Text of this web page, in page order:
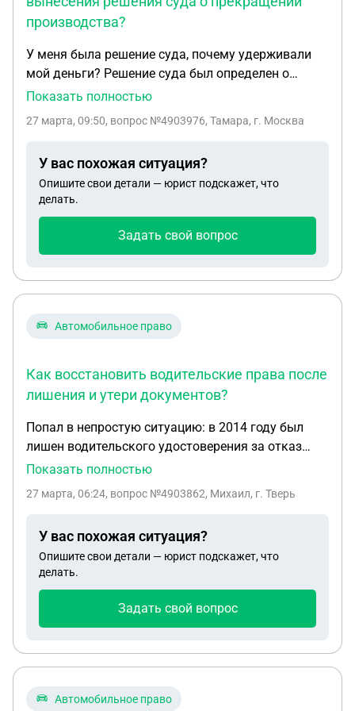
производства?
У меня была решение суда, почему удерживали
мой деньги? Решение суда был определен о
прекрашений, а у меня наоборот получился.
31.12.2025г до 25 03 2026г уменя снимали
вернуть?.
Показать полностью
27 марта, 09:50, вопрос №4903976, Тамара, г. Москва
У вас похожая ситуация?
Опишите свои детали — юрист подскажет, что
делать.
Задать свой вопрос
Автомобильное право
Как восстановить водительские права после
лишения и утери документов?
Попал в непростую ситуацию: в 2014 году был
лишен водительского удостоверения за отказ
пройти медосвидетельствование, судом назначен
время поменял прописку и место жительства на
переводе прав в регион проживания , тогда еще
имея временную регистрацию, до настоящего
времени восстановлением прав не занимался. В
прописку, чтобы пройти экзамен на знание ПДД,
году, оказалось, что моего В/У у них нет и даже не
меня лишали, чтобы уточнить, где мое В/У,
Показать полностью
27 марта, 06:24, вопрос №4903862, Михаил, г. Тверь
У вас похожая ситуация?
Опишите свои детали — юрист подскажет, что
делать.
Задать свой вопрос
Автомобильное право